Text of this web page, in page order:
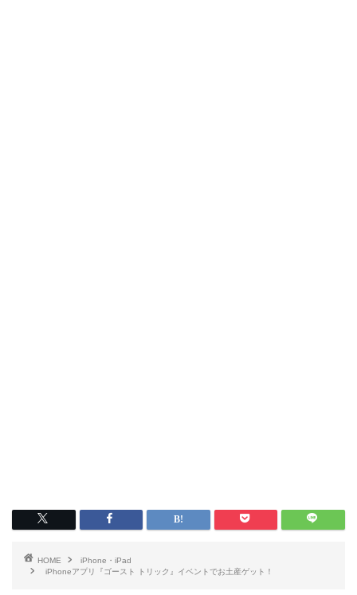
HOME
iPhone・iPad
iPhoneアプリ『ゴースト トリック』イベントでお土産ゲット！